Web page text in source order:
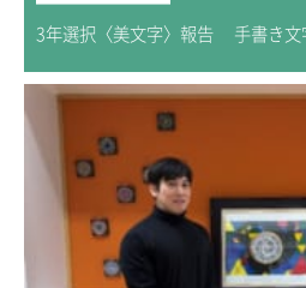
3年選択〈美文字〉報告 手書き文